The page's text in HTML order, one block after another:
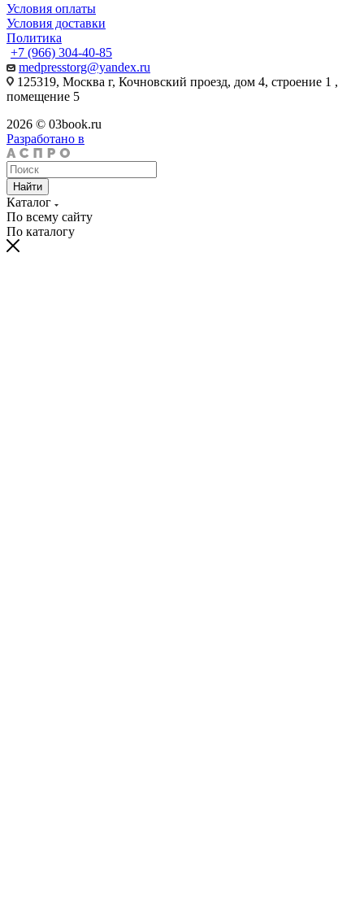
Условия оплаты
Условия доставки
Политика
+7 (966) 304-40-85
medpresstorg@yandex.ru
125319, Москва г, Кочновский проезд, дом 4, строение 1 ,
помещение 5
2026 © 03book.ru
Разработано в
Найти
Каталог
По всему сайту
По каталогу